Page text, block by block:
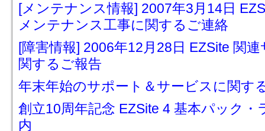
[メンテナンス情報] 2007年3月14日
メンテナンス工事に関するご連絡
[障害情報] 2006年12月28日 EZSite 関
関するご報告
年末年始のサポート＆サービスに関す
創立10周年記念 EZSite 4 基本パック
内